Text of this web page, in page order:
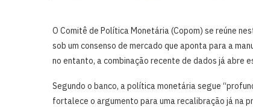
O Comitê de Política Monetária (Copom) se reúne
sob um consenso de mercado que aponta para a
no entanto, a combinação recente de dados já abre
Segundo o banco, a política monetária segue
fortalece o argumento para uma recalibração já na